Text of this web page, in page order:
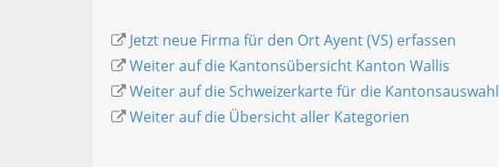
Jetzt neue Firma für den Ort Ayent (VS) erfassen
Weiter auf die Kantonsübersicht Kanton Wallis
Weiter auf die Schweizerkarte für die Kantonsauswahl
Weiter auf die Übersicht aller Kategorien